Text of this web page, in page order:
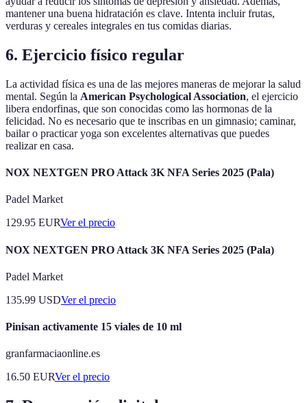
mantener una buena hidratación es clave. Intenta incluir frutas,
verduras y cereales integrales en tus comidas diarias.
6. Ejercicio físico regular
La actividad física es una de las mejores maneras de mejorar la salud
mental. Según la American Psychological Association, el ejercicio
libera endorfinas, que son conocidas como las hormonas de la
felicidad. No es necesario que te inscribas en un gimnasio; caminar,
bailar o practicar yoga son excelentes alternativas que puedes
realizar en casa.
NOX NEXTGEN PRO Attack 3K NFA Series 2025 (Pala)
Padel Market
129.95 EURVer el precio
NOX NEXTGEN PRO Attack 3K NFA Series 2025 (Pala)
Padel Market
135.99 USDVer el precio
Pinisan activamente 15 viales de 10 ml
granfarmaciaonline.es
16.50 EURVer el precio